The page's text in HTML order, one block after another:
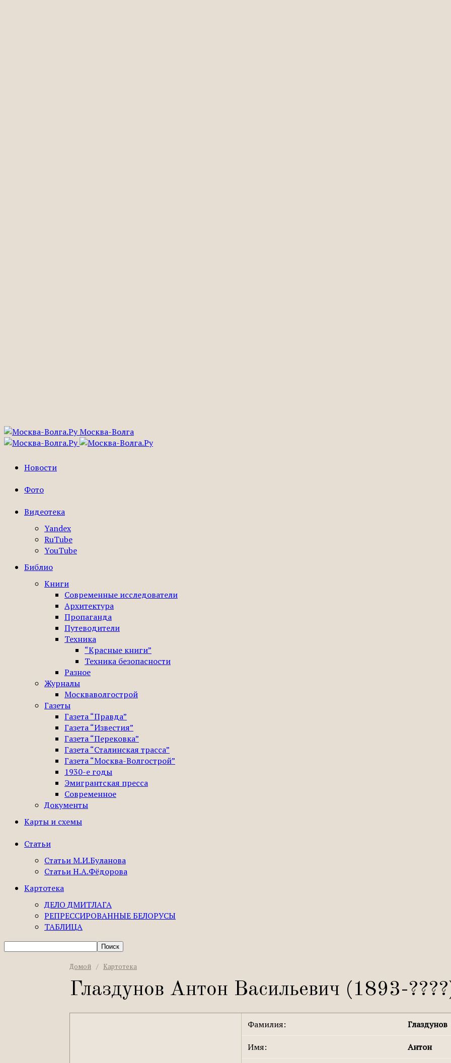
Москва-Волга
Новости
Фото
Видеотека
Yandex
RuTube
YouTube
Библио
Книги
Современные исследователи
Архитектура
Пропаганда
Путеводители
Техника
“Красные книги”
Техника безопасности
Разное
Журналы
Москваволгострой
Газеты
Газета “Правда”
Газета “Известия”
Газета “Перековка”
Газета “Сталинская трасса”
Газета “Москва-Волгострой”
1930-е годы
Эмигрантская пресса
Современное
Документы
Карты и схемы
Статьи
Статьи М.И.Буланова
Статьи Н.А.Фёдорова
Картотека
ДЕЛО ДМИТЛАГА
РЕПРЕССИРОВАННЫЕ БЕЛОРУСЫ
ТАБЛИЦА
Домой / Картотека
Глаздунов Антон Васильевич (1893-
Фамилия: Глаздунов
Имя: Антон